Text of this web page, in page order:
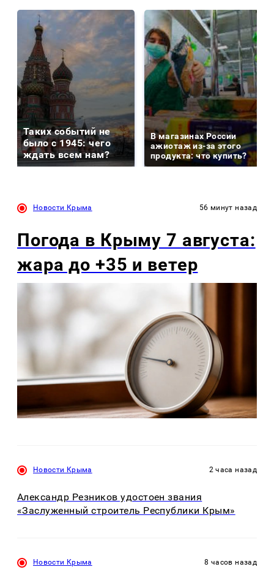
Таких событий не
было с 1945: чего
ждать всем нам?
В магазинах России
ажиотаж из-за этого
продукта: что купить?
Новости Крыма 56 минут назад
Погода в Крыму 7 августа:
жара до +35 и ветер
Новости Крыма 2 часа назад
Александр Резников удостоен звания
«Заслуженный строитель Республики Крым»
Новости Крыма 8 часов назад